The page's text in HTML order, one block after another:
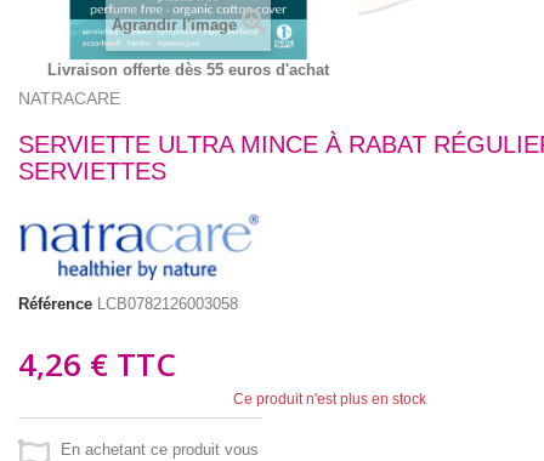
Agrandir l'image
Livraison offerte dès 55 euros d'achat
NATRACARE
SERVIETTE ULTRA MINCE À RABAT
SERVIETTES
Référence LCB0782126003058
4,26 € TTC
Ce produit n'est plus en stock
En achetant ce produit vous